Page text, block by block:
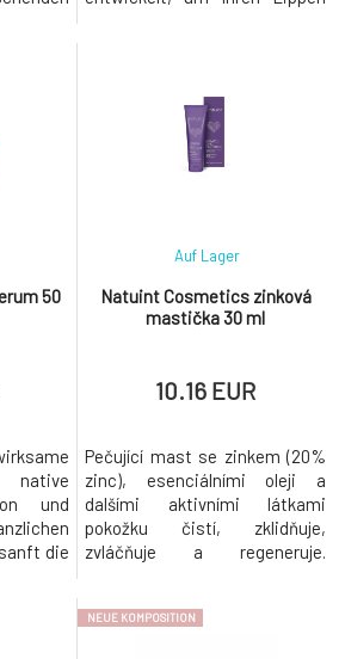
Tag
hinterlassen. Es ist ein
unverzichtbarer Begleiter für
jede Lippe, ideal für sonnige
Tage oder wann immer Sie
50
native
und
die
Natuint Cosmetics zinková
mastička 30 ml
Auf Lager
10.16 EUR
Pečující mast se zinkem (20%
zinc), esenciálními oleji a
dalšími aktivními látkami
pokožku čistí, zklidňuje,
zvláčňuje a regeneruje.
oparů Potlačuje záněty
NEUE KOMPOSITION